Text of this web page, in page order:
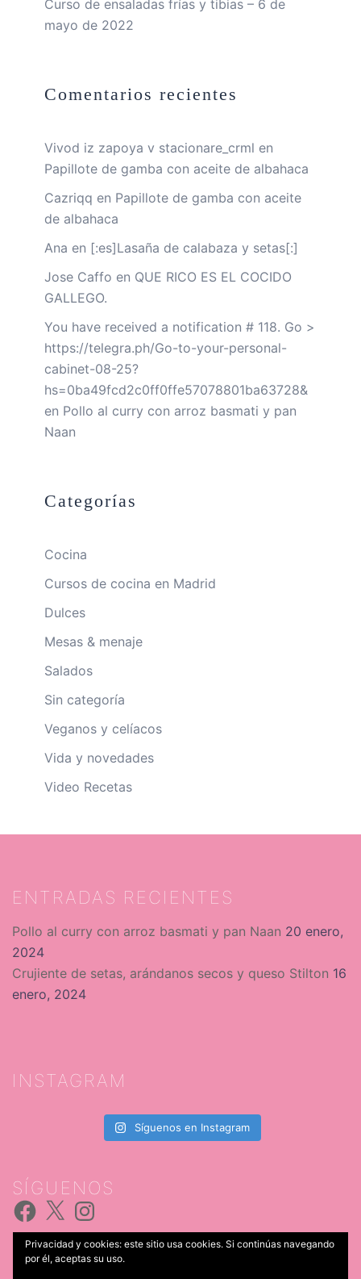
Curso de ensaladas frías y tibias – 6 de
mayo de 2022
Comentarios recientes
Vivod iz zapoya v stacionare_crml en
Papillote de gamba con aceite de albahaca
Cazriqq en Papillote de gamba con aceite
de albahaca
Ana en [:es]Lasaña de calabaza y setas[:]
Jose Caffo en QUE RICO ES EL COCIDO
GALLEGO.
You have received a notification # 118. Go >
https://telegra.ph/Go-to-your-personal-
cabinet-08-25?
hs=0ba49fcd2c0ff0ffe57078801ba63728&
en Pollo al curry con arroz basmati y pan
Naan
Categorías
Cocina
Cursos de cocina en Madrid
Dulces
Mesas & menaje
Salados
Sin categoría
Veganos y celíacos
Vida y novedades
Video Recetas
ENTRADAS RECIENTES
Pollo al curry con arroz basmati y pan Naan 20 enero,
2024
Crujiente de setas, arándanos secos y queso Stilton 16
enero, 2024
INSTAGRAM
Síguenos en Instagram
SÍGUENOS
Facebook
X Instagram
Privacidad y cookies: este sitio usa cookies. Si continúas navegando
por él, aceptas su uso.